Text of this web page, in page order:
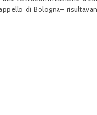
di Bologna–